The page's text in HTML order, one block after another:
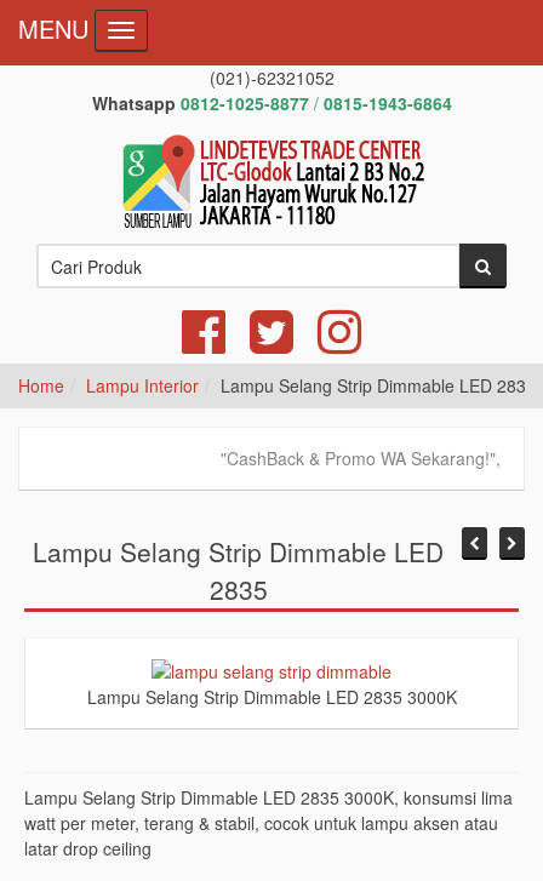
(021)-62321052
Whatsapp 0812-1025-8877 / 0815-1943-6864
MENU Toggle navigation
Home Lampu Interior Lampu Selang Strip Dimmable LED 2835
"CashBack & Promo WA Sekarang!",
Lampu Selang Strip Dimmable LED
2835
Lampu Selang Strip Dimmable LED 2835 3000K
Lampu Selang Strip Dimmable LED 2835 3000K, konsumsi lima
watt per meter, terang & stabil, cocok untuk lampu aksen atau
latar drop ceiling